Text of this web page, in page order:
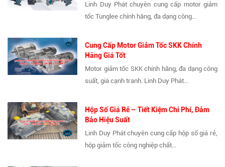
Linh Duy Phát chuyên cung cấp motor giảm
tốc Tunglee chính hãng, đa dạng công...
Cung Cấp Motor Giảm Tốc SKK Chính
Hãng Giá Tốt
Motor giảm tốc SKK chính hãng, đa dạng công
suất, giá cạnh tranh. Linh Duy Phát...
Hộp Số Giá Rẻ – Tiết Kiệm Chi Phí, Đảm
Bảo Hiệu Suất
Linh Duy Phát chuyên cung cấp hộp số giá rẻ,
hộp giảm tốc công nghiệp chất...